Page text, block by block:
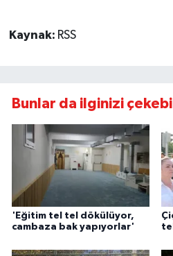
Kaynak: RSS
Bunlar da ilginizi
'Eğitim tel tel dökülüyor,
cambaza bak yapıyorlar'